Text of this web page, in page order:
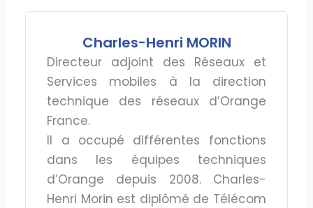
Charles-Henri MORIN
Directeur adjoint des Réseaux et
Services mobiles à la direction
technique des réseaux d’Orange
France.
Il a occupé différentes fonctions
dans les équipes techniques
d’Orange depuis 2008. Charles-
Henri Morin est diplômé de Télécom